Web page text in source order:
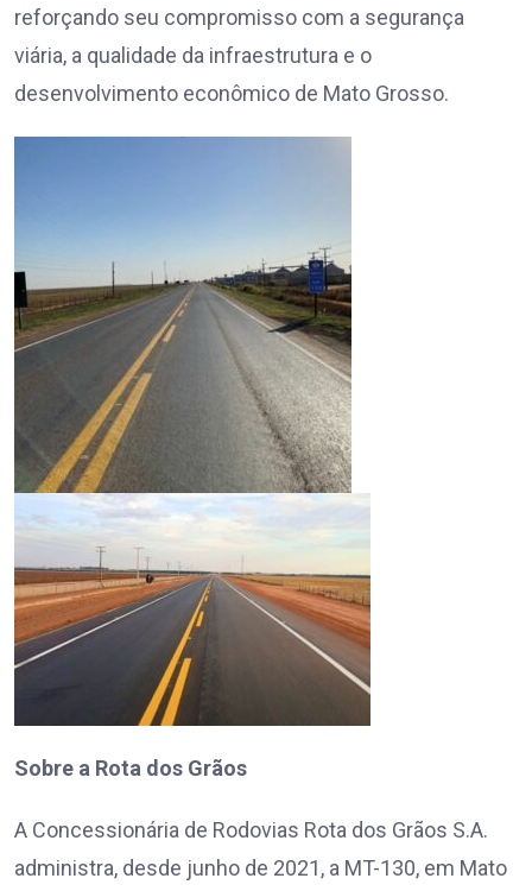
reforçando seu compromisso com a segurança
viária, a qualidade da infraestrutura e o
desenvolvimento econômico de Mato Grosso.
Sobre a Rota dos Grãos
A Concessionária de Rodovias Rota dos Grãos S.A.
administra, desde junho de 2021, a MT-130, em Mato